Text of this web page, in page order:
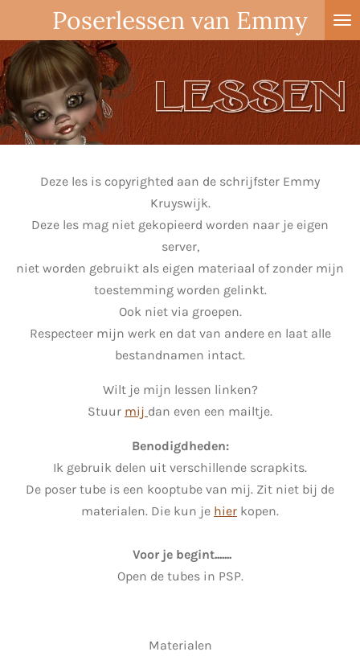
direct
naar
de
hoofdinhoud
Poserlessen van Emmy
Deze les is copyrighted aan de schrijfster Emmy
Kruyswijk.
Deze les mag niet gekopieerd worden naar je eigen
server,
niet worden gebruikt als eigen materiaal of zonder mijn
toestemming worden gelinkt.
Ook niet via groepen.
Respecteer mijn werk en dat van andere en laat alle
bestandnamen intact.
Wilt je mijn lessen linken?
Stuur mij dan even een mailtje.
Benodigdheden:
Ik gebruik delen uit verschillende scrapkits.
De poser tube is een kooptube van mij. Zit niet bij de
materialen. Die kun je hier kopen.
Voor je begint.......
Open de tubes in PSP.
Materialen